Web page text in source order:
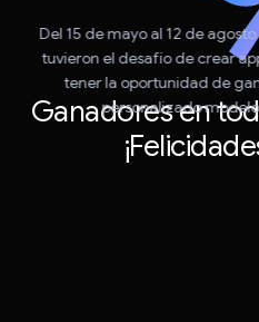
Ganadores en
Del 15 de mayo al 12 de
tuvieron el desafío de crear
tener la oportunidad de
personalizado